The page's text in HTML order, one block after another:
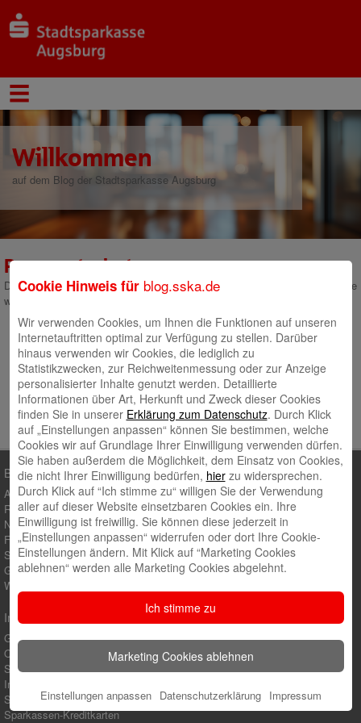
Willkommen
auf dem Blog der Stadtsparkasse Augsburg
Passwortschutz
Dieser Inhalt ist gesperrt, bitte geben Sie das Passwort ein und klicken Sie
weiter.
Blog-Kategorien
Ausbildung
Regionales Engagement
Nachhaltigkeit
Finanzen & Service
Stiftungen
Galerie
Wichtiges
Internetfiliale
Girokontoeröffnung online
Online-Banking
Sparkassen-App
Immobilien
S-Baufinanzierung
Sparkassen-Kreditkarten
Cookie Hinweis für blog.sska.de
Wir verwenden Cookies, um Ihnen die Funktionen auf unseren
Internetauftritten optimal zur Verfügung zu stellen. Darüber
hinaus verwenden wir Cookies, die lediglich zu
Statistikzwecken, zur Reichweitenmessung oder zur Anzeige
personalisierter Inhalte genutzt werden. Detaillierte
Informationen über Art, Herkunft und Zweck dieser Cookies
finden Sie in unserer Erklärung zum Datenschutz. Durch Klick
auf „Einstellungen anpassen“ können Sie bestimmen, welche
Cookies wir auf Grundlage Ihrer Einwilligung verwenden dürfen.
Sie haben außerdem die Möglichkeit, dem Einsatz von Cookies,
die nicht Ihrer Einwilligung bedürfen, hierzu widersprechen.
Durch Klick auf “Ich stimme zu“ willigen Sie der Verwendung
aller auf dieser Website einsetzbaren Cookies ein. Ihre
Einwilligung ist freiwillig. Sie können diese jederzeit in
„Einstellungen anpassen“ widerrufen oder dort Ihre Cookie-
Einstellungen ändern. Mit Klick auf “Marketing Cookies
ablehnen“ werden alle Marketing Cookies abgelehnt.
Ich stimme zu
Marketing Cookies ablehnen
Einstellungen anpassen Datenschutzerklärung Impressum